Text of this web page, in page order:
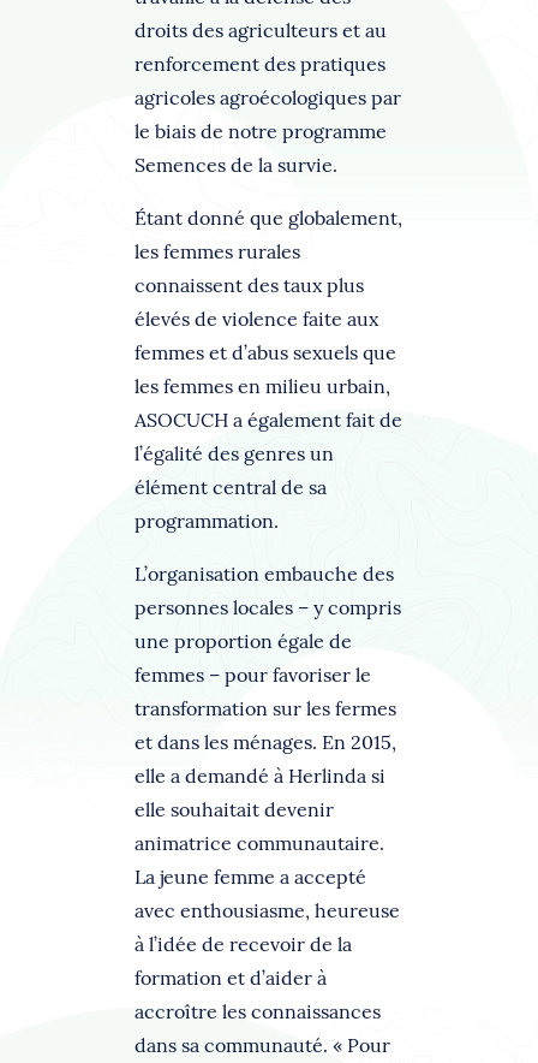
droits des agriculteurs et au
renforcement des pratiques
agricoles agroécologiques par
le biais de notre programme
Semences de la survie.
Étant donné que globalement,
les femmes rurales
connaissent des taux plus
élevés de violence faite aux
femmes et d’abus sexuels que
les femmes en milieu urbain,
ASOCUCH a également fait de
l’égalité des genres un
élément central de sa
programmation.
L’organisation embauche des
personnes locales – y compris
une proportion égale de
femmes – pour favoriser le
transformation sur les fermes
et dans les ménages. En 2015,
elle a demandé à Herlinda si
elle souhaitait devenir
animatrice communautaire.
La jeune femme a accepté
avec enthousiasme, heureuse
à l’idée de recevoir de la
formation et d’aider à
accroître les connaissances
dans sa communauté. « Pour